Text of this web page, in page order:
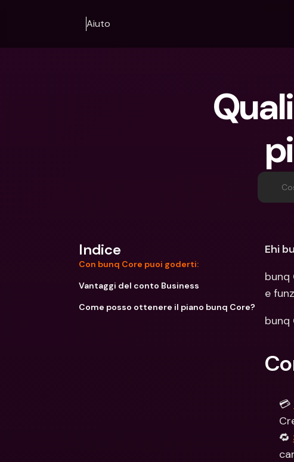
Aiuto
Indice
Con bunq Core puoi goderti:
Vantaggi del conto Business
Come posso ottenere il piano bunq Core?
Ehi
bunq
e
bunq
💳
🔁